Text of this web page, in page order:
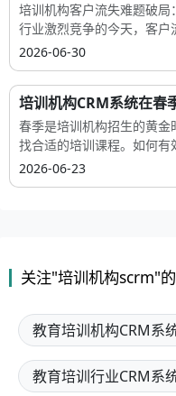
培训机构客户流失难题破
行业激烈竞争的今天，客户
2026-06-30
培训机构CRM系统在春
春季是培训机构招生的黄
找合适的培训课程。如何有
2026-06-23
关注"培训机构scrm"
教育培训机构CRM系
教育培训行业CRM系